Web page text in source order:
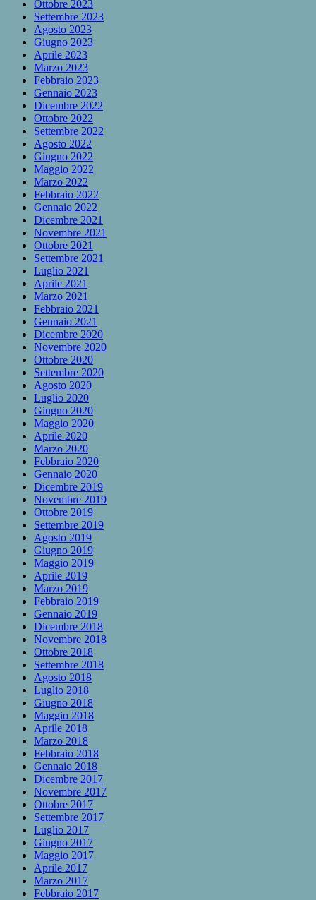
Ottobre 2023
Settembre 2023
Agosto 2023
Giugno 2023
Aprile 2023
Marzo 2023
Febbraio 2023
Gennaio 2023
Dicembre 2022
Ottobre 2022
Settembre 2022
Agosto 2022
Giugno 2022
Maggio 2022
Marzo 2022
Febbraio 2022
Gennaio 2022
Dicembre 2021
Novembre 2021
Ottobre 2021
Settembre 2021
Luglio 2021
Aprile 2021
Marzo 2021
Febbraio 2021
Gennaio 2021
Dicembre 2020
Novembre 2020
Ottobre 2020
Settembre 2020
Agosto 2020
Luglio 2020
Giugno 2020
Maggio 2020
Aprile 2020
Marzo 2020
Febbraio 2020
Gennaio 2020
Dicembre 2019
Novembre 2019
Ottobre 2019
Settembre 2019
Agosto 2019
Giugno 2019
Maggio 2019
Aprile 2019
Marzo 2019
Febbraio 2019
Gennaio 2019
Dicembre 2018
Novembre 2018
Ottobre 2018
Settembre 2018
Agosto 2018
Luglio 2018
Giugno 2018
Maggio 2018
Aprile 2018
Marzo 2018
Febbraio 2018
Gennaio 2018
Dicembre 2017
Novembre 2017
Ottobre 2017
Settembre 2017
Luglio 2017
Giugno 2017
Maggio 2017
Aprile 2017
Marzo 2017
Febbraio 2017